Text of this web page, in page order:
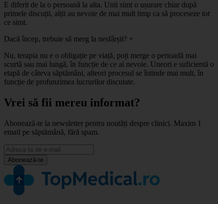
E diferit de la o persoană la alta. Unii simt o ușurare chiar după
primele discuții, alții au nevoie de mai mult timp ca să proceseze tot
ce simt.
Dacă încep, trebuie să merg la nesfârșit? +
Nu, terapia nu e o obligație pe viață, poți merge o perioadă mai
scurtă sau mai lungă, în funcție de ce ai nevoie. Uneori e suficientă o
etapă de câteva săptămâni, alteori procesul se întinde mai mult, în
funcție de profunzimea lucrurilor discutate.
Vrei să fii mereu informat?
Abonează-te la newsletter pentru noutăți despre clinici. Maxim 1
email pe săptămână, fără spam.
Abonează-te